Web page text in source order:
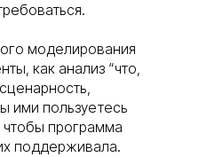
моделирования
как анализ “что,
ими пользуетесь
чтобы программа
поддерживала.